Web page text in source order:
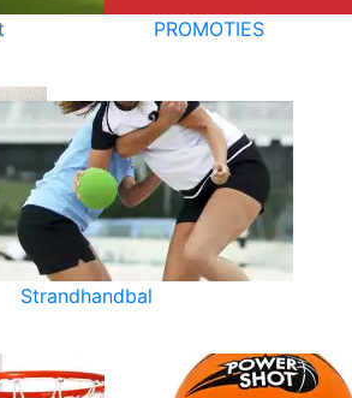
PROMOTIES
Strandhandbal